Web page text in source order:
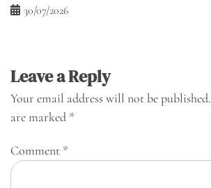
30/07/2026
Leave a Reply
Your email address will not be published.
are marked *
Comment *